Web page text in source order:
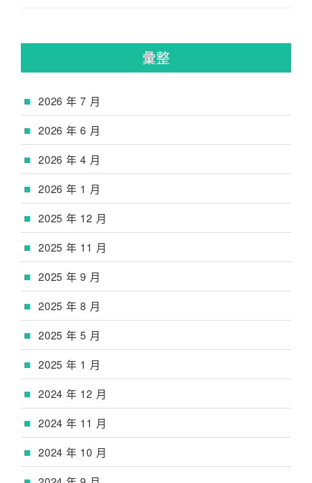
彙整
2026 年 7 月
2026 年 6 月
2026 年 4 月
2026 年 1 月
2025 年 12 月
2025 年 11 月
2025 年 9 月
2025 年 8 月
2025 年 5 月
2025 年 1 月
2024 年 12 月
2024 年 11 月
2024 年 10 月